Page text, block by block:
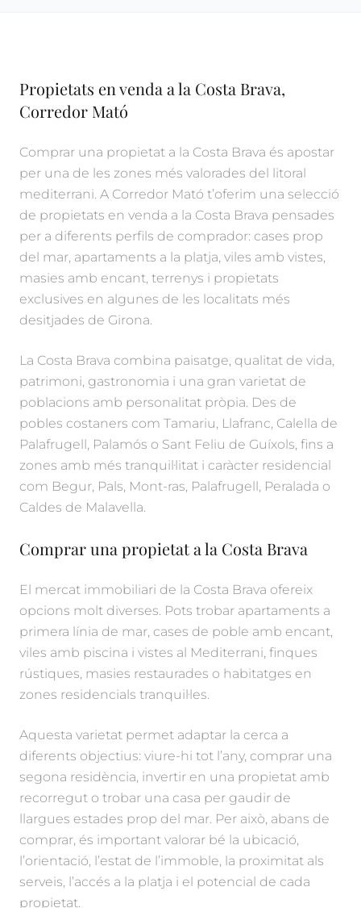
Propietats en venda a la Costa Brava,
Corredor Mató
Comprar una propietat a la Costa Brava és apostar
per una de les zones més valorades del litoral
mediterrani. A Corredor Mató t’oferim una selecció
de propietats en venda a la Costa Brava pensades
per a diferents perfils de comprador: cases prop
del mar, apartaments a la platja, viles amb vistes,
masies amb encant, terrenys i propietats
exclusives en algunes de les localitats més
desitjades de Girona.
La Costa Brava combina paisatge, qualitat de vida,
patrimoni, gastronomia i una gran varietat de
poblacions amb personalitat pròpia. Des de
pobles costaners com Tamariu, Llafranc, Calella de
Palafrugell, Palamós o Sant Feliu de Guíxols, fins a
zones amb més tranquil·litat i caràcter residencial
com Begur, Pals, Mont-ras, Palafrugell, Peralada o
Caldes de Malavella.
Comprar una propietat a la Costa Brava
El mercat immobiliari de la Costa Brava ofereix
opcions molt diverses. Pots trobar apartaments a
primera línia de mar, cases de poble amb encant,
viles amb piscina i vistes al Mediterrani, finques
rústiques, masies restaurades o habitatges en
zones residencials tranquil·les.
Aquesta varietat permet adaptar la cerca a
diferents objectius: viure-hi tot l’any, comprar una
segona residència, invertir en una propietat amb
recorregut o trobar una casa per gaudir de
llargues estades prop del mar. Per això, abans de
comprar, és important valorar bé la ubicació,
l’orientació, l’estat de l’immoble, la proximitat als
serveis, l’accés a la platja i el potencial de cada
propietat.